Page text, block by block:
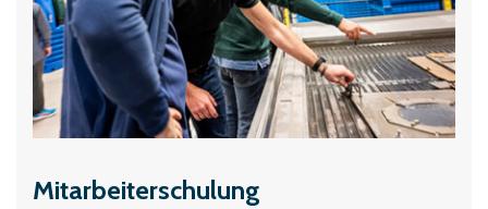
Mitarbeiterschulung